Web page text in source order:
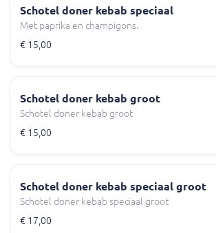
Schotel doner kebab speciaal
Met paprika en champigons.
€ 15,00
Schotel doner kebab groot
Schotel doner kebab groot
€ 15,00
Schotel doner kebab speciaal groot
Schotel doner kebab speciaal groot
€ 17,00